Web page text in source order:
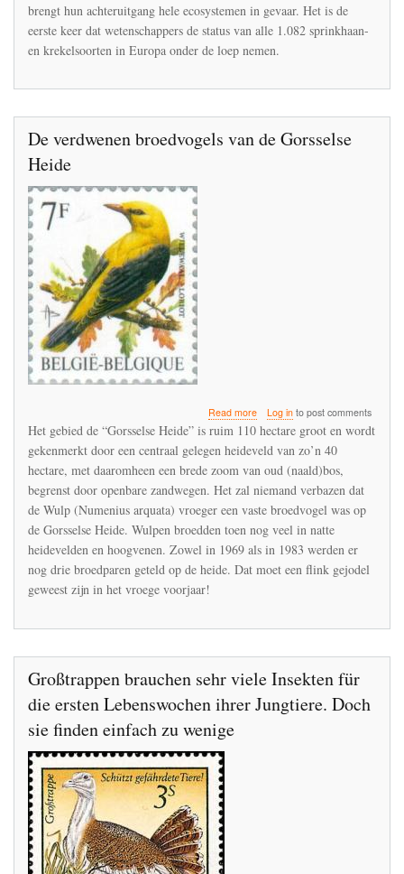
brengt hun achteruitgang hele ecosystemen in gevaar. Het is de
eerste keer dat wetenschappers de status van alle 1.082 sprinkhaan-
en krekelsoorten in Europa onder de loep nemen.
De verdwenen broedvogels van de Gorsselse
Heide
Read moreabout
De
verdwenen
broedvogels
van
de
Gorsselse
Heide
Log into post comments
Het gebied de “Gorsselse Heide” is ruim 110 hectare groot en wordt
gekenmerkt door een centraal gelegen heideveld van zo’n 40
hectare, met daaromheen een brede zoom van oud (naald)bos,
begrenst door openbare zandwegen. Het zal niemand verbazen dat
de Wulp (Numenius arquata) vroeger een vaste broedvogel was op
de Gorsselse Heide. Wulpen broedden toen nog veel in natte
heidevelden en hoogvenen. Zowel in 1969 als in 1983 werden er
nog drie broedparen geteld op de heide. Dat moet een flink gejodel
geweest zijn in het vroege voorjaar!
Großtrappen brauchen sehr viele Insekten für
die ersten Lebenswochen ihrer Jungtiere. Doch
sie finden einfach zu wenige